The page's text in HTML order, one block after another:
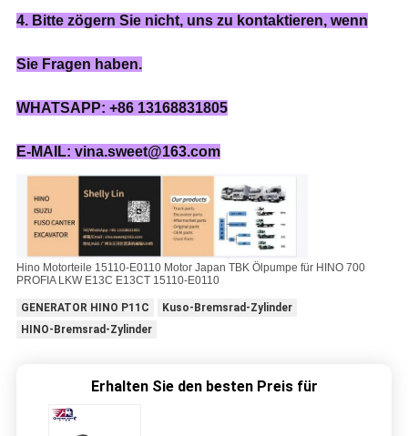
4. Bitte zögern Sie nicht, uns zu kontaktieren, wenn
Sie Fragen haben.
WHATSAPP: +86 13168831805
E-MAIL: vina.sweet@163.com
Hino Motorteile 15110-E0110 Motor Japan TBK Ölpumpe für HINO 700
PROFIA LKW E13C E13CT 15110-E0110
GENERATOR HINO P11C
Kuso-Bremsrad-Zylinder
HINO-Bremsrad-Zylinder
Erhalten Sie den besten Preis für